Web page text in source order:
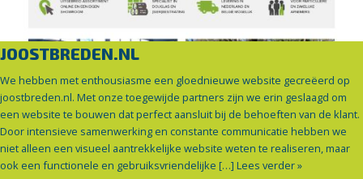
JOOSTBREDEN.NL
We hebben met enthousiasme een gloednieuwe website gecreëerd op
joostbreden.nl. Met onze toegewijde partners zijn we erin geslaagd om
een website te bouwen dat perfect aansluit bij de behoeften van de klant.
Door intensieve samenwerking en constante communicatie hebben we
niet alleen een visueel aantrekkelijke website weten te realiseren, maar
ook een functionele en gebruiksvriendelijke […] Lees verder »